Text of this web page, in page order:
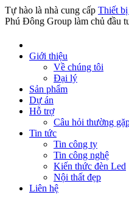
Tự hào là nhà cung cấp Thiết bị
Phú Đông Group làm chủ đầu
Giới thiệu
Về chúng tôi
Đại lý
Sản phẩm
Dự án
Hỗ trợ
Câu hỏi thường
Tin tức
Tin công ty
Tin công nghệ
Kiến thức đèn Led
Nội thất đẹp
Liên hệ